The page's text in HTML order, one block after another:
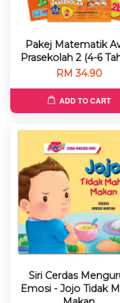
Pakej Matematik
Prasekolah 2 (4-6
RM 34.90
ADD TO CART
Siri Cerdas
Emosi - Jojo Tidak